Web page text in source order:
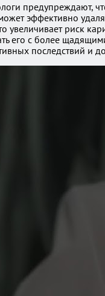
предупреждают,
эффективно
увеличивает риск
его с более
последствий и